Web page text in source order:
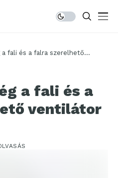
a fali és a falra szerelhető
a fali és a
ventilátor